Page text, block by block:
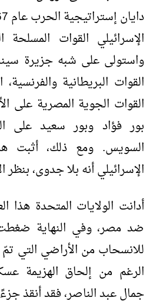
واستولى على شبه جزيرة
القوات البريطانية
القوات الجوية المصرية على
بور فؤاد وبور سعيد على
السويس. ومع ذلك، أثبت
الإسرائيلي أنه بلا جدوى، بنظر
أدانت الولايات المتحدة هذا
ضد مصر، وفي النهاية ضغطت
للانسحاب من الأراضي التي تمّ
الرغم من إلحاق الهزيمة
جمال عبد الناصر، فقد أنقذ